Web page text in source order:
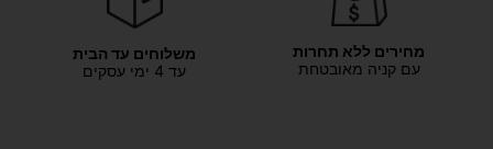
מחירים ללא תחרות
עם קניה מאובטחת
משלוחים עד הבית
עד 4 ימי עסקים